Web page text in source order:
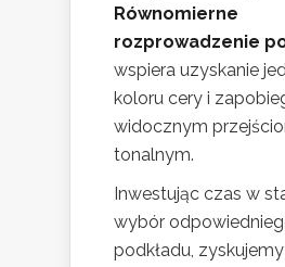
Równomierne
rozprowadzenie
wspiera uzyskanie
koloru cery i
widocznym
tonalnym.
Inwestując czas w
wybór
podkładu, zyskujemy